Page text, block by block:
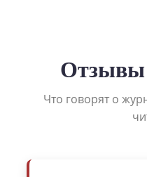
Отзывы
Что говорят о